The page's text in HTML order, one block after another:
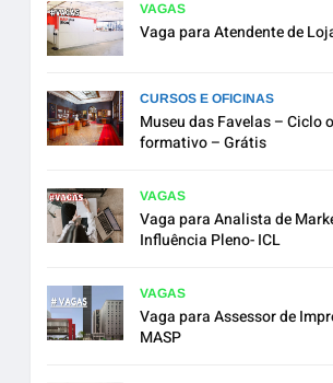
VAGAS
Vaga para Atendente de
CURSOS E OFICINAS
Museu das Favelas – Ciclo
formativo – Grátis
VAGAS
Vaga para Analista de
Influência Pleno- ICL
VAGAS
Vaga para Assessor de
MASP